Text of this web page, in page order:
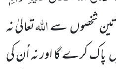
شخصوںسےاللّٰہتعالیٰ نہ
پاک کرے گا اور نہ اُن کی